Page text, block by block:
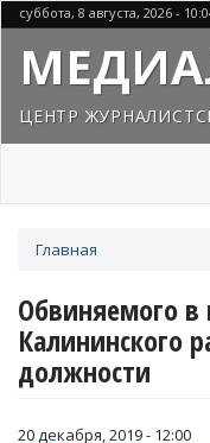
Перейти
к
основному
содержанию
суббота, 8 августа, 2026 -
ЦЕНТР
здесь
Главная
Обвиняемого в
Калининского
должности
20 декабря, 2019 - 12:00